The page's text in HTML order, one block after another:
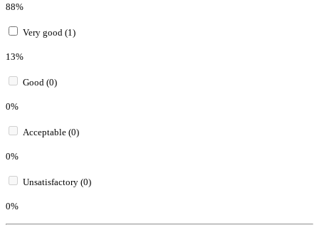
88%
Very good (1)
13%
Good (0)
0%
Acceptable (0)
0%
Unsatisfactory (0)
0%